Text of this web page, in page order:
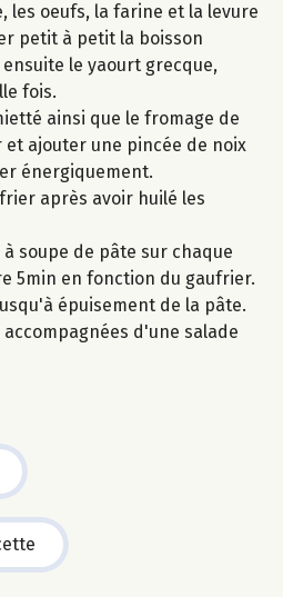
les oeufs, la farine et la levure
petit à petit la boisson
le yaourt grecque,
fois.
ainsi que le fromage de
et ajouter une pincée de noix
énergiquement.
après avoir huilé les
soupe de pâte sur chaque
5min en fonction du gaufrier.
épuisement de la pâte.
d'une salade